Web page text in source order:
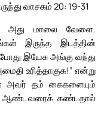
வாசகம் 20: 19-31
அது மாலை வேளை.
இருந்த இடத்தின்
இயேசு அங்கு வந்து
உரித்தாகுக!” என்று
அவர் தம் கைகளையும்
ஆண்டவரைக் கண்டதால்